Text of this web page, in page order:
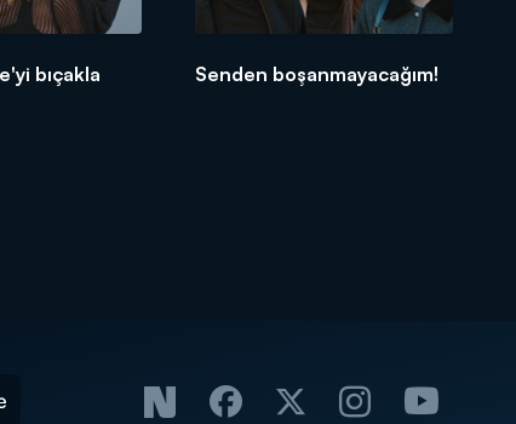
bıçakla
Senden boşanmayacağım!